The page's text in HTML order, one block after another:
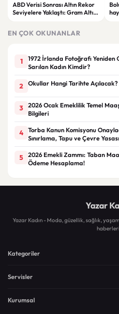
ABD Verisi Sonrası Altın Rekor
Seviyelere Yaklaştı: Gram Altın
EN ÇOK OKUNANLAR
1
1972 İrlanda Fotoğrafı Yeniden
Sarılan Kadın Kimdir?
2 Okullar Hangi Tarihte Açılacak?
3
2026 Ocak Emeklilik Temel
Bilgileri
4
Torba Kanun Komisyonu
Sınırlama, Tapu ve Çevre
5
2026 Emekli Zammı: Taban
Ödeme Hesaplama!
Yazar
Yazar Kadın - Moda, güzellik, sağlık,
haberleri
Kategoriler
Servisler
Kurumsal